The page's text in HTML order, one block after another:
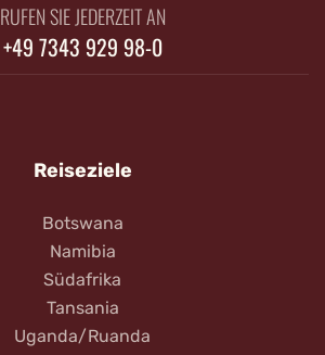
RUFEN SIE JEDERZEIT AN
+49 7343 929 98-0
Reiseziele
Botswana
Namibia
Südafrika
Tansania
Uganda/Ruanda